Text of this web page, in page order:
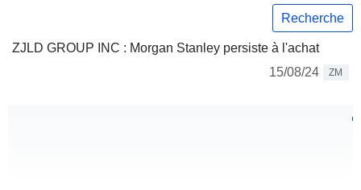
Recherche
ZJLD GROUP INC : Morgan Stanley persiste à l'achat
15/08/24
ZM